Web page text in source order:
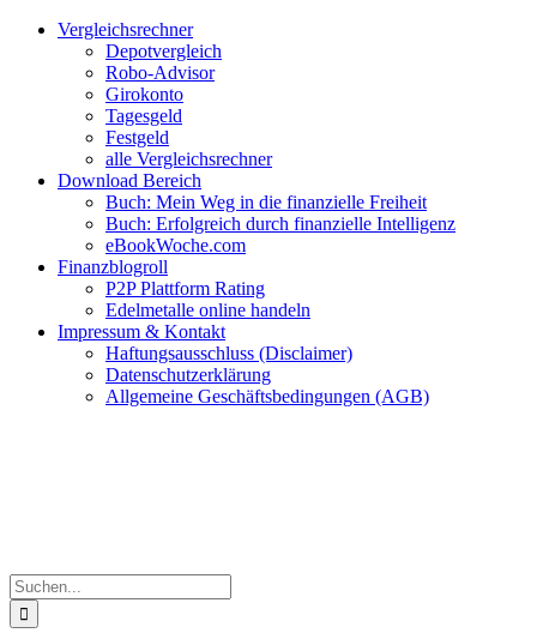
Zum
Facebook
Twitter
Instagram
Pinterest
YouTubeVergleichsrechner
Depotvergleich
Robo-Advisor
Girokonto
Tagesgeld
Festgeld
alle Vergleichsrechner
Download Bereich
Buch: Mein Weg in die finanzielle Freiheit
Buch: Erfolgreich durch finanzielle Intelligenz
eBookWoche.com
Finanzblogroll
P2P Plattform Rating
Edelmetalle online handeln
Impressum & Kontakt
Haftungsausschluss (Disclaimer)
Datenschutzerklärung
Allgemeine Geschäftsbedingungen (AGB)
Suche
nach: